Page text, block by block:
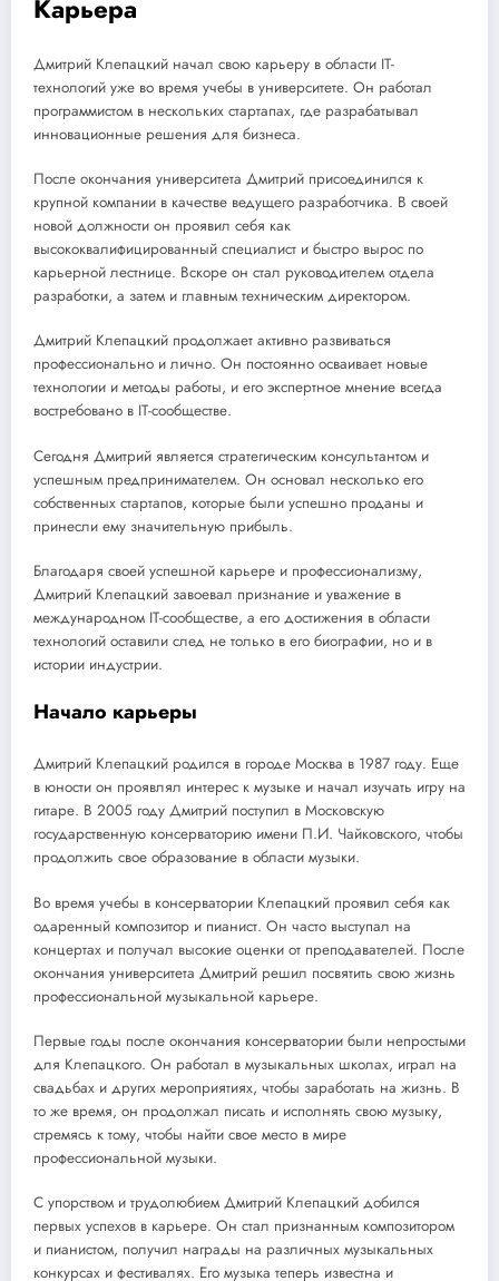
Карьера
Дмитрий Клепацкий начал свою карьеру в области IT-
технологий уже во время учебы в университете. Он работал
программистом в нескольких стартапах, где разрабатывал
инновационные решения для бизнеса.
После окончания университета Дмитрий присоединился к
крупной компании в качестве ведущего разработчика. В своей
новой должности он проявил себя как
высококвалифицированный специалист и быстро вырос по
карьерной лестнице. Вскоре он стал руководителем отдела
разработки, а затем и главным техническим директором.
Дмитрий Клепацкий продолжает активно развиваться
профессионально и лично. Он постоянно осваивает новые
технологии и методы работы, и его экспертное мнение всегда
востребовано в IT-сообществе.
Сегодня Дмитрий является стратегическим консультантом и
успешным предпринимателем. Он основал несколько его
собственных стартапов, которые были успешно проданы и
принесли ему значительную прибыль.
Благодаря своей успешной карьере и профессионализму,
Дмитрий Клепацкий завоевал признание и уважение в
международном IT-сообществе, а его достижения в области
технологий оставили след не только в его биографии, но и в
истории индустрии.
Начало карьеры
Дмитрий Клепацкий родился в городе Москва в 1987 году. Еще
в юности он проявлял интерес к музыке и начал изучать игру на
гитаре. В 2005 году Дмитрий поступил в Московскую
государственную консерваторию имени П.И. Чайковского, чтобы
продолжить свое образование в области музыки.
Во время учебы в консерватории Клепацкий проявил себя как
одаренный композитор и пианист. Он часто выступал на
концертах и получал высокие оценки от преподавателей. После
окончания университета Дмитрий решил посвятить свою жизнь
профессиональной музыкальной карьере.
Первые годы после окончания консерватории были непростыми
для Клепацкого. Он работал в музыкальных школах, играл на
свадьбах и других мероприятиях, чтобы заработать на жизнь. В
то же время, он продолжал писать и исполнять свою музыку,
стремясь к тому, чтобы найти свое место в мире
профессиональной музыки.
С упорством и трудолюбием Дмитрий Клепацкий добился
первых успехов в карьере. Он стал признанным композитором
и пианистом, получил награды на различных музыкальных
конкурсах и фестивалях. Его музыка теперь известна и